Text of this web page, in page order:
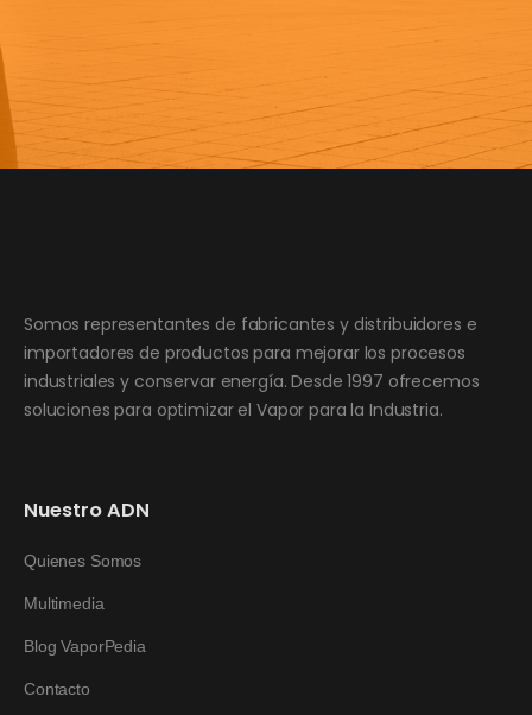
Enviar
Somos representantes de fabricantes y distribuidores e
importadores de productos para mejorar los procesos
industriales y conservar energía. Desde 1997 ofrecemos
soluciones para optimizar el Vapor para la Industria.
Nuestro ADN
Quienes Somos
Multimedia
Blog VaporPedia
Contacto